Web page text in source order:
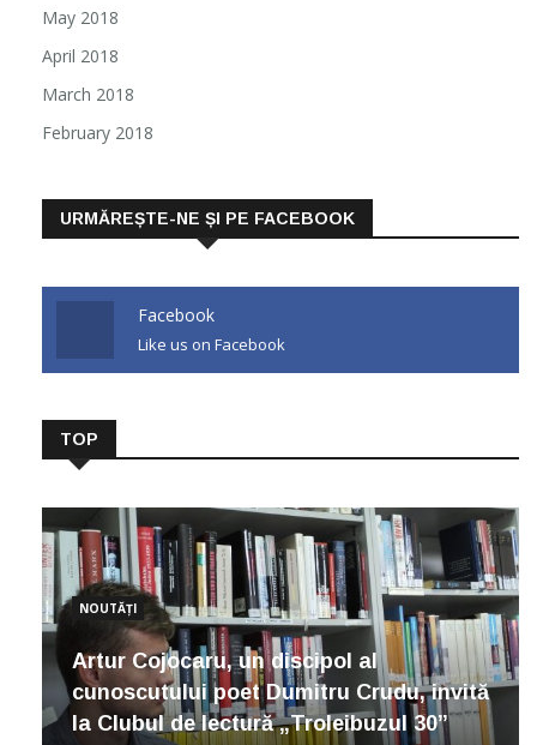
May 2018
April 2018
March 2018
February 2018
URMĂREȘTE-NE ȘI PE FACEBOOK
Facebook
Like us on Facebook
TOP
NOUTĂȚI
Artur Cojocaru, un discipol al
cunoscutului poet Dumitru Crudu, invită
la Clubul de lectură „Troleibuzul 30”